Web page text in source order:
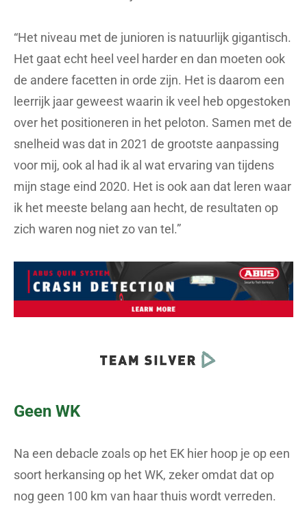
“Het niveau met de junioren is natuurlijk gigantisch.
Het gaat echt heel veel harder en dan moeten ook
de andere facetten in orde zijn. Het is daarom een
leerrijk jaar geweest waarin ik veel heb opgestoken
over het positioneren in het peloton. Samen met de
snelheid was dat in 2021 de grootste aanpassing
voor mij, ook al had ik al wat ervaring van tijdens
mijn stage eind 2020. Het is ook aan dat leren waar
ik het meeste belang aan hecht, de resultaten op
zich waren nog niet zo van tel.”
Geen WK
Na een debacle zoals op het EK hier hoop je op een
soort herkansing op het WK, zeker omdat dat op
nog geen 100 km van haar thuis wordt verreden.